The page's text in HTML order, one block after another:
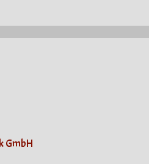
GmbH